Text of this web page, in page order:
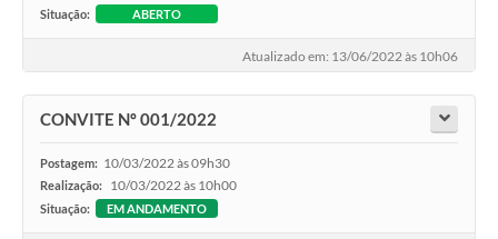
Situação: ABERTO
Atualizado em: 13/06/2022 às 10h06
CONVITE Nº 001/2022
Postagem: 10/03/2022 às 09h30
Realização: 10/03/2022 às 10h00
Situação: EM ANDAMENTO